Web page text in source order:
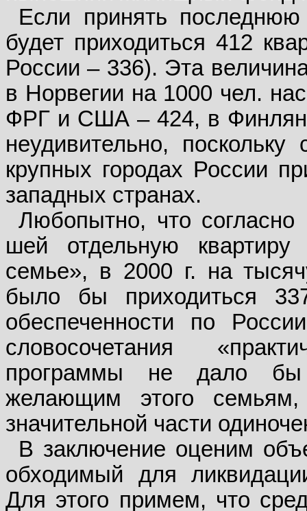
Если принять
будет приходиться 412
России – 336). Эта
в Норвегии на 1000 чел.
ФРГ и США – 424, в
неудивительно,
крупных городах России
за­падных странах.
Любопытно, что
шей отдельную квартиру
семье», в 2000 г. на
было бы при­ходиться
обеспеченности по
словосочетания
программы не дало бы
желающим этого
значительной части
В заключение оценим
обходимый для
Для этого примем, что